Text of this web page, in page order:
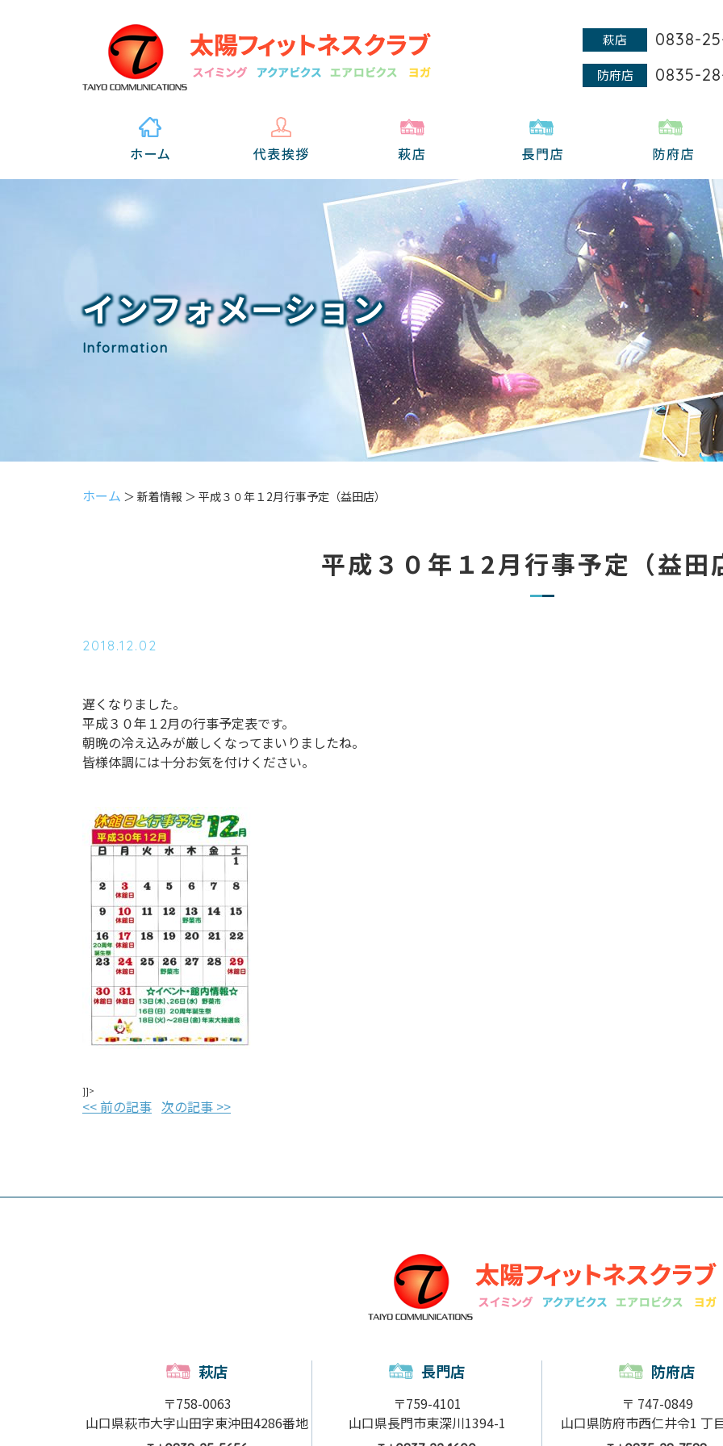
萩店 0838-
防府店 0835-
インフォメーション
Information
ホーム ＞ 新着情報 ＞ 平成３０年１2月行事予定（益田店）
平成３０年１2月行事予定（益田
2018.12.02
遅くなりました。
平成３０年１2月の行事予定表です。
朝晩の冷え込みが厳しくなってまいりましたね。
皆様体調には十分お気を付けください。
]]>
<< 前の記事 次の記事 >>
萩店
〒758-0063
山口県萩市大字山田字東沖田4286番地
長門店
〒759-4101
山口県長門市東深川1394-1
防府店
〒 747-0849
山口県防府市西仁井令1 丁